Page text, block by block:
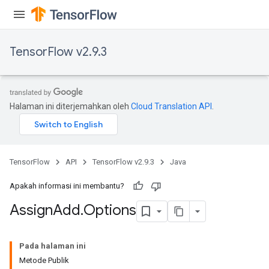
TensorFlow v2.9.3
Halaman ini diterjemahkan oleh Cloud Translation API
TensorFlow API TensorFlow v2.9.3 Java
Apakah informasi ini membantu?
AssignAdd.Options
Pada halaman ini
Metode Publik